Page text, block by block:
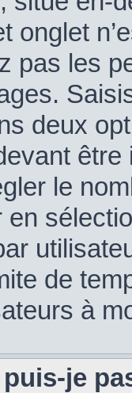
onglet
pas les
deux
le
en
de
à
je